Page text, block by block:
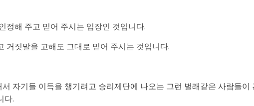
정해 주고 믿어 주시는 입장인 것입니다.
거짓말을 고해도 그대로 믿어 주시는 것입니다.
자기들 이득을 챙기려고 승리제단에 나오는 그런 벌래같은 사람들이
다.